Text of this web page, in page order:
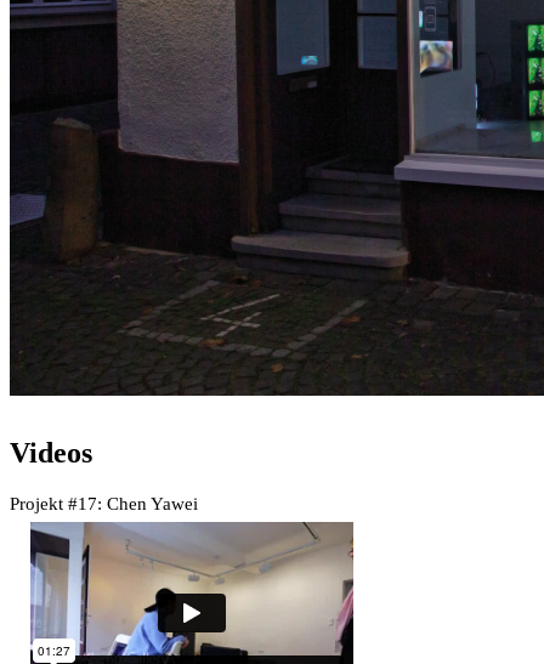
Videos
Projekt #17: Chen Yawei